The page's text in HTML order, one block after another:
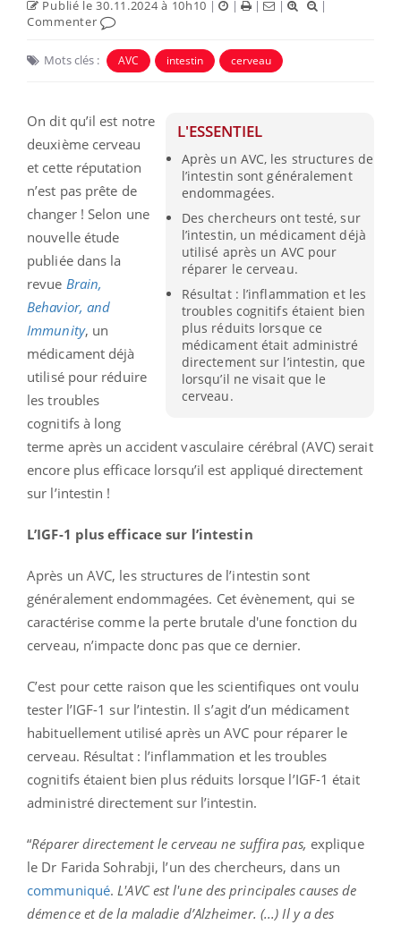
Publié le 30.11.2024 à 10h10 | | | |
|
Commenter
Mots clés : AVC intestin cerveau
L'ESSENTIEL
Après un AVC, les structures de
l’intestin sont généralement
endommagées.
Des chercheurs ont testé, sur
l’intestin, un médicament déjà
utilisé après un AVC pour
réparer le cerveau.
Résultat : l’inflammation et les
troubles cognitifs étaient bien
plus réduits lorsque ce
médicament était administré
directement sur l’intestin, que
lorsqu’il ne visait que le
cerveau.
On dit qu’il est notre
deuxième cerveau
et cette réputation
n’est pas prête de
changer ! Selon une
nouvelle étude
publiée dans la
revue Brain,
Behavior, and
Immunity, un
médicament déjà
utilisé pour réduire
les troubles
cognitifs à long
terme après un accident vasculaire cérébral (AVC) serait
encore plus efficace lorsqu’il est appliqué directement
sur l’intestin !
L’IGF-1 plus efficace sur l’intestin
Après un AVC, les structures de l’intestin sont
généralement endommagées. Cet évènement, qui se
caractérise comme la perte brutale d'une fonction du
cerveau, n’impacte donc pas que ce dernier.
C’est pour cette raison que les scientifiques ont voulu
tester l’IGF-1 sur l’intestin. Il s’agit d’un médicament
habituellement utilisé après un AVC pour réparer le
cerveau. Résultat : l’inflammation et les troubles
cognitifs étaient bien plus réduits lorsque l’IGF-1 était
administré directement sur l’intestin.
“Réparer directement le cerveau ne suffira pas, explique
le Dr Farida Sohrabji, l’un des chercheurs, dans un
communiqué. L'AVC est l'une des principales causes de
démence et de la maladie d’Alzheimer. (...) Il y a des